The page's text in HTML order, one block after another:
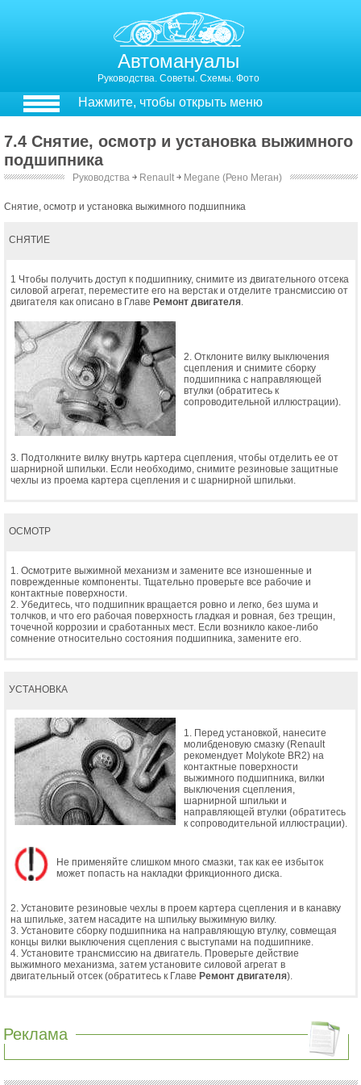
Автомануалы
Руководства. Советы. Схемы. Фото
Нажмите, чтобы открыть меню
7.4 Снятие, осмотр и установка выжимного
подшипника
Руководства ￫ Renault ￫ Megane (Рено Меган)
Снятие, осмотр и установка выжимного подшипника
СНЯТИЕ
1 Чтобы получить доступ к подшипнику, снимите из двигательного отсека
силовой агрегат, переместите его на верстак и отделите трансмиссию от
двигателя как описано в Главе Ремонт двигателя.
2. Отклоните вилку выключения
сцепления и снимите сборку
подшипника с направляющей
втулки (обратитесь к
сопроводительной иллюстрации).
3. Подтолкните вилку внутрь картера сцепления, чтобы отделить ее от
шарнирной шпильки. Если необходимо, снимите резиновые защитные
чехлы из проема картера сцепления и с шарнирной шпильки.
ОСМОТР
1. Осмотрите выжимной механизм и замените все изношенные и
поврежденные компоненты. Тщательно проверьте все рабочие и
контактные поверхности.
2. Убедитесь, что подшипник вращается ровно и легко, без шума и
толчков, и что его рабочая поверхность гладкая и ровная, без трещин,
точечной коррозии и сработанных мест. Если возникло какое-либо
сомнение относительно состояния подшипника, замените его.
УСТАНОВКА
1. Перед установкой, нанесите
молибденовую смазку (Renault
рекомендует Molykote BR2) на
контактные поверхности
выжимного подшипника, вилки
выключения сцепления,
шарнирной шпильки и
направляющей втулки (обратитесь
к сопроводительной иллюстрации).
Не применяйте слишком много смазки, так как ее избыток
может попасть на накладки фрикционного диска.
2. Установите резиновые чехлы в проем картера сцепления и в канавку
на шпильке, затем насадите на шпильку выжимную вилку.
3. Установите сборку подшипника на направляющую втулку, совмещая
концы вилки выключения сцепления с выступами на подшипнике.
4. Установите трансмиссию на двигатель. Проверьте действие
выжимного механизма, затем установите силовой агрегат в
двигательный отсек (обратитесь к Главе Ремонт двигателя).
Реклама